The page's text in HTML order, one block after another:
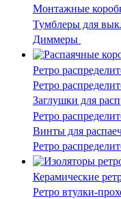
Монтажные
Тумблеры для
Диммеры
Ретро
Ретро
Заглушки для
Ретро
Винты для
Ретро
Керамические
Ретро втулки-